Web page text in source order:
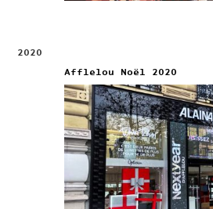
2020
Afflelou Noël 2020